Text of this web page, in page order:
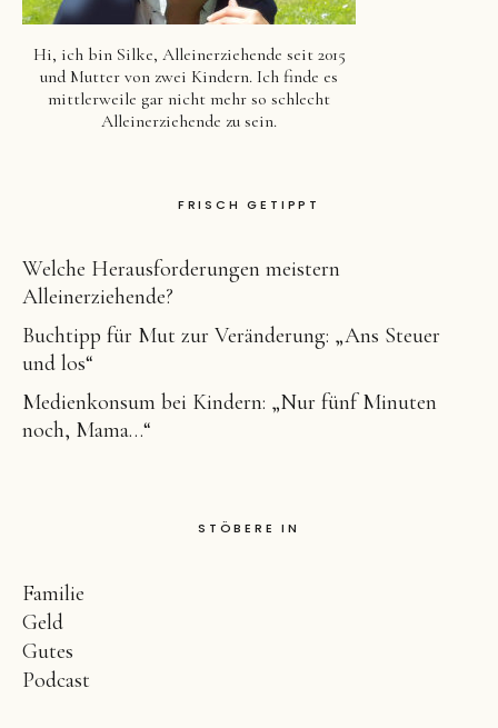
Hi, ich bin Silke, Alleinerziehende seit 2015
und Mutter von zwei Kindern. Ich finde es
mittlerweile gar nicht mehr so schlecht
Alleinerziehende zu sein.
FRISCH GETIPPT
Welche Herausforderungen meistern
Alleinerziehende?
Buchtipp für Mut zur Veränderung: „Ans Steuer
und los“
Medienkonsum bei Kindern: „Nur fünf Minuten
noch, Mama…“
STÖBERE IN
Familie
Geld
Gutes
Podcast